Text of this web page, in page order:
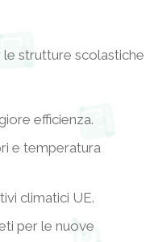
strutture scolastiche
efficienza.
e temperatura
climatici UE.
per le nuove